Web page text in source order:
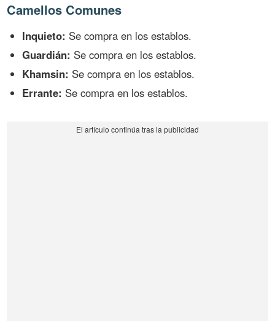
Camellos Comunes
Inquieto: Se compra en los establos.
Guardián: Se compra en los establos.
Khamsin: Se compra en los establos.
Errante: Se compra en los establos.